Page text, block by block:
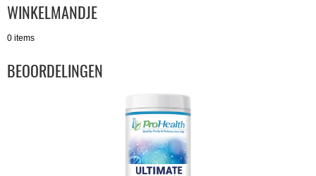
WINKELMANDJE
0 items
BEOORDELINGEN